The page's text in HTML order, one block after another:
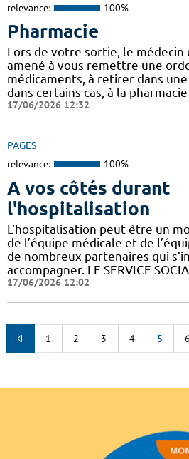
relevance: 100%
Pharmacie
Lors de votre sortie, le
amené à vous remettre une
médicaments, à retirer dans
dans certains cas, à la
17/06/2026 12:32
PAGES
relevance: 100%
A vos côtés durant
l'hospitalisation
L’hospitalisation peut être un
de l’équipe médicale et de
de nombreux partenaires qui
accompagner. LE SERVICE
17/06/2026 12:02
1 2 3 4 5 6